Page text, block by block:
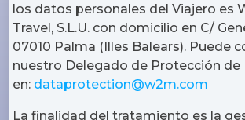
los datos personales del Viajero es
Travel, S.L.U. con domicilio en C/
07010 Palma (Illes Balears). Puede
nuestro Delegado de Protección de
en: dataprotection@w2m.com
La finalidad del tratamiento es la